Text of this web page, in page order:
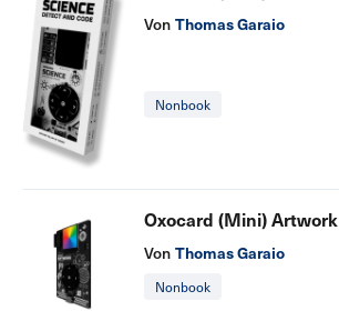
Von Thomas Garaio
Nonbook
Oxocard (Mini) Artwork
Von Thomas Garaio
Nonbook